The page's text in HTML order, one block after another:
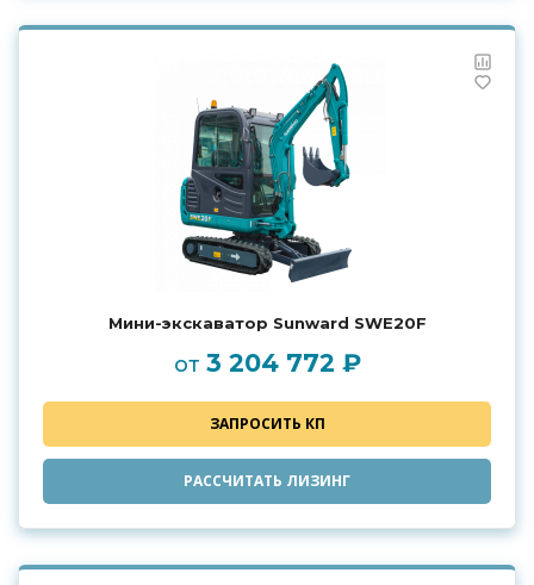
Мини-экскаватор Sunward SWE20F
от 3 204 772 ₽
ЗАПРОСИТЬ КП
РАССЧИТАТЬ ЛИЗИНГ